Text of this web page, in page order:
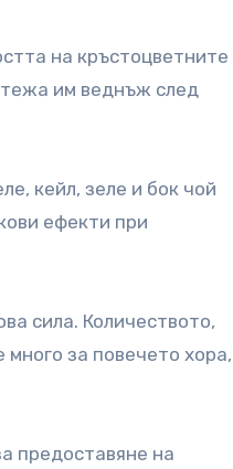
на кръстоцветните
им веднъж след
кейл, зеле и бок чой
ефекти при
сила. Количеството,
за повечето хора,
предоставяне на